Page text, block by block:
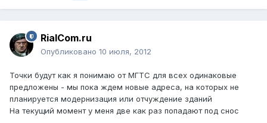
RialCom.ru
Опубликовано 10 июля, 2012
Точки будут как я понимаю от МГТС для всех одинаковые
предложены - мы пока ждем новые адреса, на которых не
планируется модернизация или отчуждение зданий
На текущий момент у меня две как раз попадают под снос